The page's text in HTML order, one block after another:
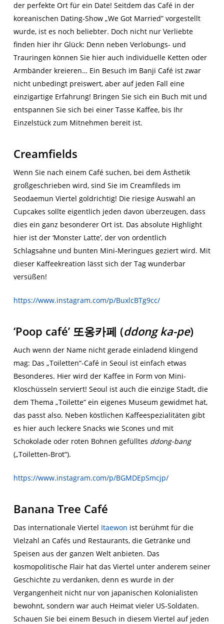
der perfekte Ort für ein Date! Seitdem das Café in der
koreanischen Dating-Show „We Got Married” vorgestellt
wurde, ist es noch beliebter. Doch nicht nur Verliebte
finden hier ihr Glück: Denn neben Verlobungs- und
Trauringen können Sie hier auch individuelle Ketten oder
Armbänder kreieren… Ein Besuch im Banji Café ist zwar
nicht unbedingt preiswert, aber auf jeden Fall eine
einzigartige Erfahrung! Bringen Sie sich ein Buch mit und
entspannen Sie sich bei einer Tasse Kaffee, bis Ihr
Einzelstück zum Mitnehmen bereit ist.
Creamfields
Wenn Sie nach einem Café suchen, bei dem Ästhetik
großgeschrieben wird, sind Sie im Creamfileds im
Seodaemun Viertel goldrichtig! Die riesige Auswahl an
Cupcakes sollte eigentlich jeden davon überzeugen, dass
dies ein ganz besonderer Ort ist. Das absolute Highlight
hier ist der ‘Monster Latte’, der von ordentlich
Schlagsahne und bunten Mini-Meringues geziert wird. Mit
dieser Kaffeekreation lässt sich der Tag wunderbar
versüßen!
https://www.instagram.com/p/BuxlcBTg9cc/
‘Poop café’ 또옹카페 (ddong ka-pe)
Auch wenn der Name nicht gerade einladend klingend
mag: Das „Toiletten“-Café in Seoul ist einfach etwas
Besonderes. Hier wird der Kaffee in Form von Mini-
Kloschüsseln serviert! Seoul ist auch die einzige Stadt, die
dem Thema „Toilette“ ein eigenes Museum gewidmet hat,
das passt also. Neben köstlichen Kaffeespezialitäten gibt
es hier auch leckere Snacks wie Scones und mit
Schokolade oder roten Bohnen gefülltes ddong-bang
(„Toiletten-Brot“).
https://www.instagram.com/p/BGMDEpSmcjp/
Banana Tree Café
Das internationale Viertel Itaewon ist berühmt für die
Vielzahl an Cafés und Restaurants, die Getränke und
Speisen aus der ganzen Welt anbieten. Das
kosmopolitische Flair hat das Viertel unter anderem seiner
Geschichte zu verdanken, denn es wurde in der
Vergangenheit nicht nur von japanischen Kolonialisten
bewohnt, sondern war auch Heimat vieler US-Soldaten.
Schauen Sie bei einem Besuch in diesem Viertel auf jeden